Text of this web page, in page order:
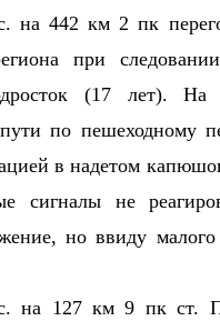
на 442 км 2 пк
при
(17 лет). На
по пешеходному
в надетом
сигналы не
но ввиду малого
на 127 км 9 пк ст.